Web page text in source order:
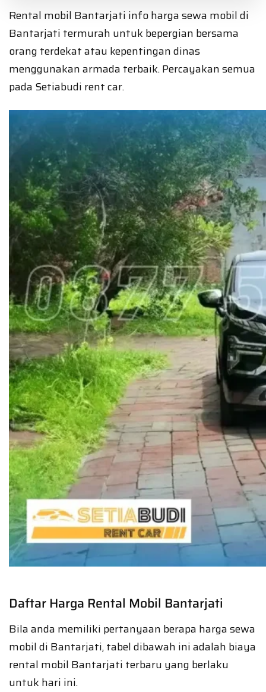
Rental mobil Bantarjati info harga sewa mobil di
Bantarjati termurah untuk bepergian bersama
orang terdekat atau kepentingan dinas
menggunakan armada terbaik. Percayakan semua
pada Setiabudi rent car.
Daftar Harga Rental Mobil Bantarjati
Bila anda memiliki pertanyaan berapa harga sewa
mobil di Bantarjati, tabel dibawah ini adalah biaya
rental mobil Bantarjati terbaru yang berlaku
untuk hari ini.